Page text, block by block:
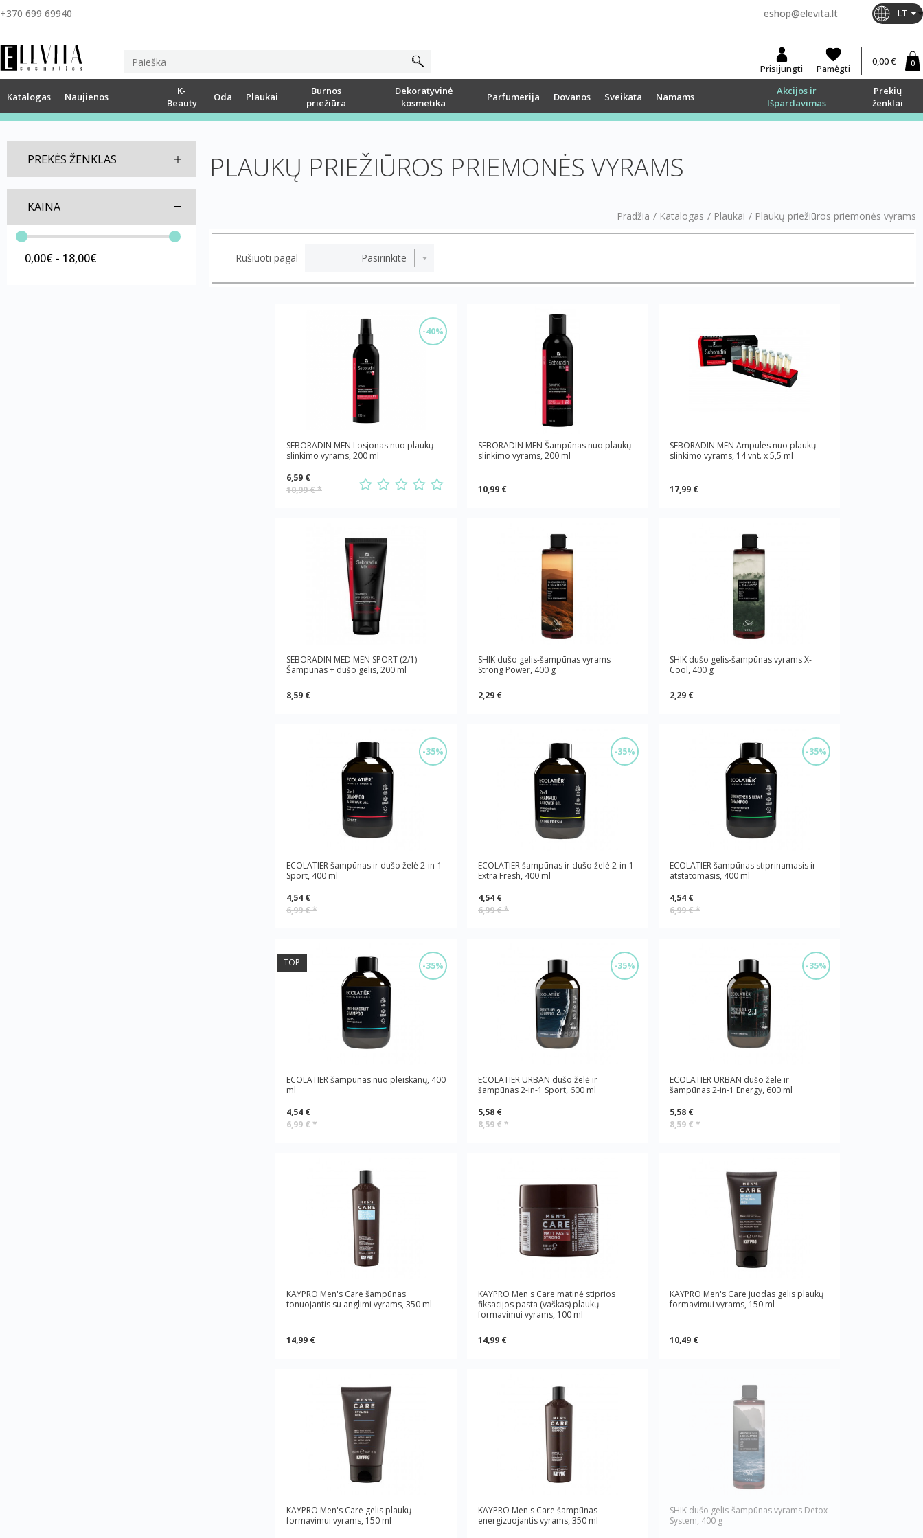
+370 699 69940 eshop@elevita.lt LT
Prisijungti Pamėgti
0,00 € 0
Katalogas Naujienos
K-
Beauty
Oda Plaukai
Burnos
priežiūra
Dekoratyvinė
kosmetika
Parfumerija Dovanos Sveikata Namams
Akcijos ir
Išpardavimas
Prekių
ženklai
PREKĖS ŽENKLAS
KAINA
0,00€ - 18,00€
PLAUKŲ PRIEŽIŪROS PRIEMONĖS VYRAMS
Pradžia / Katalogas / Plaukai / Plaukų priežiūros priemonės vyrams
Rūšiuoti pagal
-40%
SEBORADIN MEN Losjonas nuo plaukų
slinkimo vyrams, 200 ml
6,59 €
10,99 €*
SEBORADIN MEN Šampūnas nuo plaukų
slinkimo vyrams, 200 ml
10,99 €
SEBORADIN MEN Ampulės nuo plaukų
slinkimo vyrams, 14 vnt. x 5,5 ml
17,99 €
SEBORADIN MED MEN SPORT (2/1)
Šampūnas + dušo gelis, 200 ml
8,59 €
SHIK dušo gelis-šampūnas vyrams
Strong Power, 400 g
2,29 €
SHIK dušo gelis-šampūnas vyrams X-
Cool, 400 g
2,29 €
-35%
ECOLATIER šampūnas ir dušo želė 2-in-1
Sport, 400 ml
4,54 €
6,99 €*
-35%
ECOLATIER šampūnas ir dušo želė 2-in-1
Extra Fresh, 400 ml
4,54 €
6,99 €*
-35%
ECOLATIER šampūnas stiprinamasis ir
atstatomasis, 400 ml
4,54 €
6,99 €*
-35%
TOP
ECOLATIER šampūnas nuo pleiskanų, 400
ml
4,54 €
6,99 €*
-35%
ECOLATIER URBAN dušo želė ir
šampūnas 2-in-1 Sport, 600 ml
5,58 €
8,59 €*
-35%
ECOLATIER URBAN dušo želė ir
šampūnas 2-in-1 Energy, 600 ml
5,58 €
8,59 €*
KAYPRO Men's Care šampūnas
tonuojantis su anglimi vyrams, 350 ml
14,99 €
KAYPRO Men's Care matinė stiprios
fiksacijos pasta (vaškas) plaukų
formavimui vyrams, 100 ml
14,99 €
KAYPRO Men's Care juodas gelis plaukų
formavimui vyrams, 150 ml
10,49 €
KAYPRO Men's Care gelis plaukų
formavimui vyrams, 150 ml
KAYPRO Men's Care šampūnas
energizuojantis vyrams, 350 ml
SHIK dušo gelis-šampūnas vyrams Detox
System, 400 g